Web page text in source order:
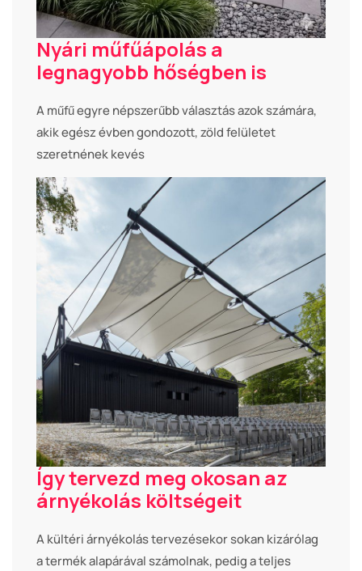
Nyári műfűápolás a
legnagyobb hőségben is
A műfű egyre népszerűbb választás azok számára,
akik egész évben gondozott, zöld felületet
szeretnének kevés
Így tervezd meg okosan az
árnyékolás költségeit
A kültéri árnyékolás tervezésekor sokan kizárólag
a termék alapárával számolnak, pedig a teljes